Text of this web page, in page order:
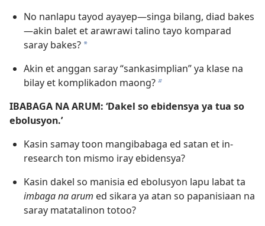
No nanlapu tayod ayayep​—singa bilang, diad bakes
—​akin balet et arawrawi talino tayo komparad
saray bakes? a
Akin et anggan saray “sankasimplian” ya klase na
bilay et komplikadon maong?b
IBABAGA NA ARUM: ‘Dakel so ebidensya ya tua so
ebolusyon.’
Kasin samay toon mangibabaga ed satan et in-
research ton mismo iray ebidensya?
Kasin dakel so manisia ed ebolusyon lapu labat ta
imbaga na arum ed sikara ya atan so papanisiaan na
saray matatalinon totoo?